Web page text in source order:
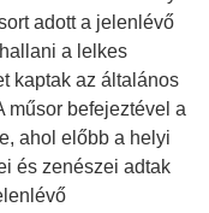
adott a jelenlévő
a lelkes
kaptak az általános
műsor befejeztével a
ahol előbb a helyi
és zenészei adtak